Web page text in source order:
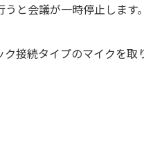
と会議が一時停止しま
接続タイプのマイクを